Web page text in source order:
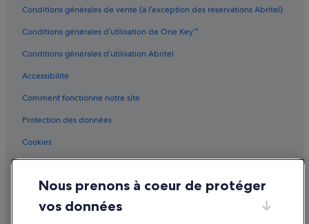
Conditions générales de vente (à l’exception des réservations Abritel)
Conditions générales d’utilisation de One Key™
Conditions générales d’utilisation Abritel
Accessibilité
Comment fonctionne notre site
Protection des données
Cookies
Mentions légales / Nous contacter
Directives de contenu et signalement de contenus
Nous prenons à coeur de protéger
vos données